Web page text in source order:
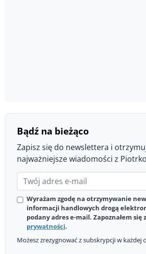
Bądź na bieżąco
Zapisz się do newslettera i
najważniejsze wiadomości z
Wyrażam zgodę na otrzymywanie
informacji handlowych drogą
podany adres e-mail. Zapoznałem się z
prywatności.
Możesz zrezygnować z subskrypcji w każdej